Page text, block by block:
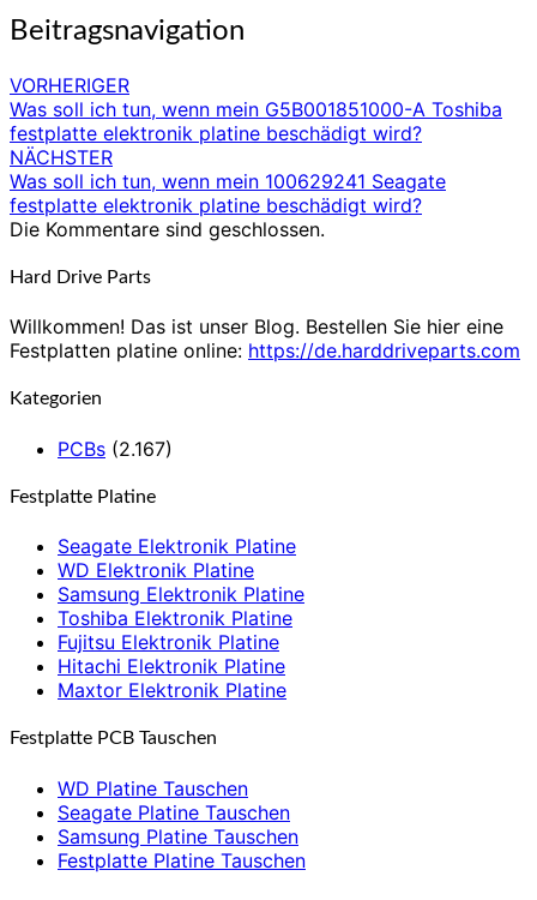
Beitragsnavigation
VORHERIGER
Was soll ich tun, wenn mein G5B001851000-A Toshiba
festplatte elektronik platine beschädigt wird?
NÄCHSTER
Was soll ich tun, wenn mein 100629241 Seagate
festplatte elektronik platine beschädigt wird?
Die Kommentare sind geschlossen.
Hard Drive Parts
Willkommen! Das ist unser Blog. Bestellen Sie hier eine
Festplatten platine online: https://de.harddriveparts.com
Kategorien
PCBs (2.167)
Festplatte Platine
Seagate Elektronik Platine
WD Elektronik Platine
Samsung Elektronik Platine
Toshiba Elektronik Platine
Fujitsu Elektronik Platine
Hitachi Elektronik Platine
Maxtor Elektronik Platine
Festplatte PCB Tauschen
WD Platine Tauschen
Seagate Platine Tauschen
Samsung Platine Tauschen
Festplatte Platine Tauschen